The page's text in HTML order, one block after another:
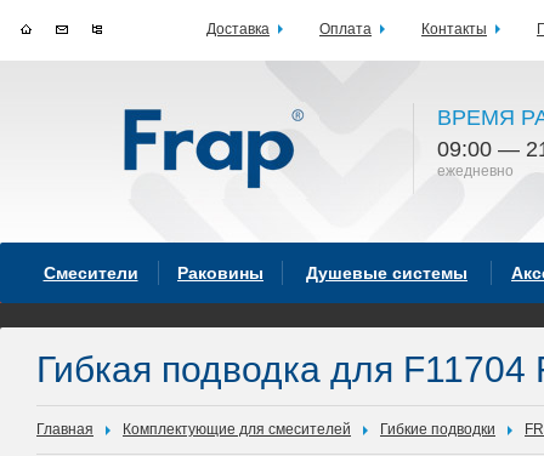
ВРЕМЯ
09:00 —
ежедневно
Смесители Раковины Душевые системы
Гибкая подводка для F11704
Главная Комплектующие для смесителей Гибкие подводки
Доставка Оплата Контакты